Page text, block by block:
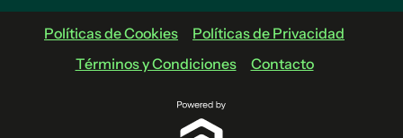
Políticas de Cookies
Políticas de Privacidad
Términos y Condiciones
Contacto